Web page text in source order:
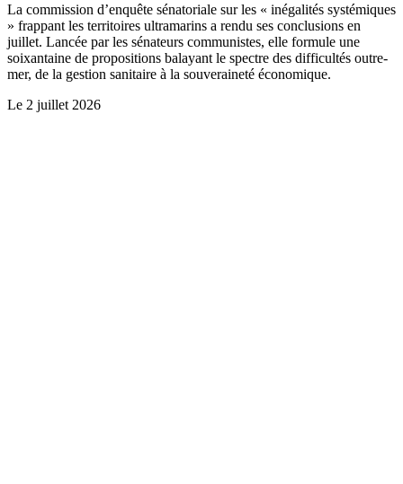
La commission d’enquête sénatoriale sur les « inégalités systémiques
» frappant les territoires ultramarins a rendu ses conclusions en
juillet. Lancée par les sénateurs communistes, elle formule une
soixantaine de propositions balayant le spectre des difficultés outre-
mer, de la gestion sanitaire à la souveraineté économique.
Le 2 juillet 2026